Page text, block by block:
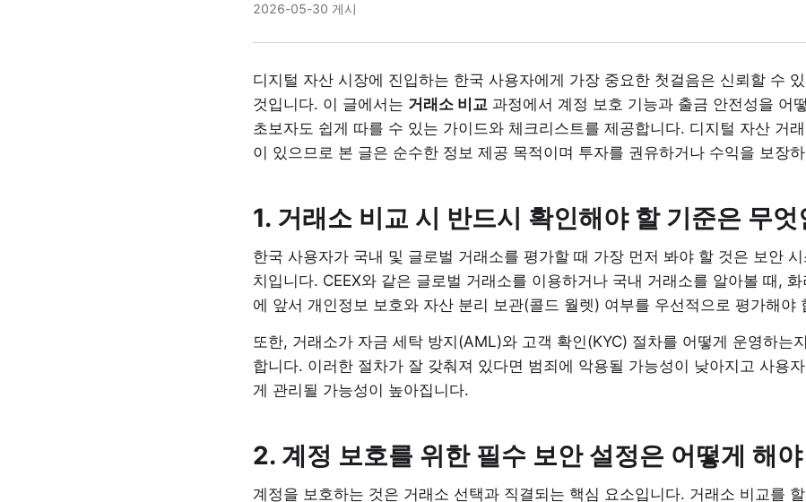
2026-05-30 게시
디지털 자산 시장에 진입하는 한국 사용자에게 가장 중요한 첫걸음은 신뢰할 수
것입니다. 이 글에서는 거래소 비교 과정에서 계정 보호 기능과 출금 안전성을 어
초보자도 쉽게 따를 수 있는 가이드와 체크리스트를 제공합니다. 디지털 자산 거
이 있으므로 본 글은 순수한 정보 제공 목적이며 투자를 권유하거나 수익을 보장
1. 거래소 비교 시 반드시 확인해야 할 기준은 무
한국 사용자가 국내 및 글로벌 거래소를 평가할 때 가장 먼저 봐야 할 것은 보안
치입니다. CEEX와 같은 글로벌 거래소를 이용하거나 국내 거래소를 알아볼 때,
에 앞서 개인정보 보호와 자산 분리 보관(콜드 월렛) 여부를 우선적으로 평가해야
또한, 거래소가 자금 세탁 방지(AML)와 고객 확인(KYC) 절차를 어떻게 운영하는
합니다. 이러한 절차가 잘 갖춰져 있다면 범죄에 악용될 가능성이 낮아지고 사용
게 관리될 가능성이 높아집니다.
2. 계정 보호를 위한 필수 보안 설정은 어떻게 해
계정을 보호하는 것은 거래소 선택과 직결되는 핵심 요소입니다. 거래소 비교를